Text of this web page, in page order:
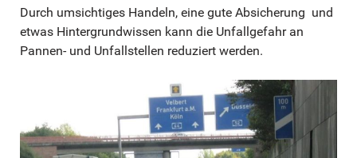
Durch umsichtiges Handeln, eine gute Absicherung und
etwas Hintergrundwissen kann die Unfallgefahr an
Pannen- und Unfallstellen reduziert werden.